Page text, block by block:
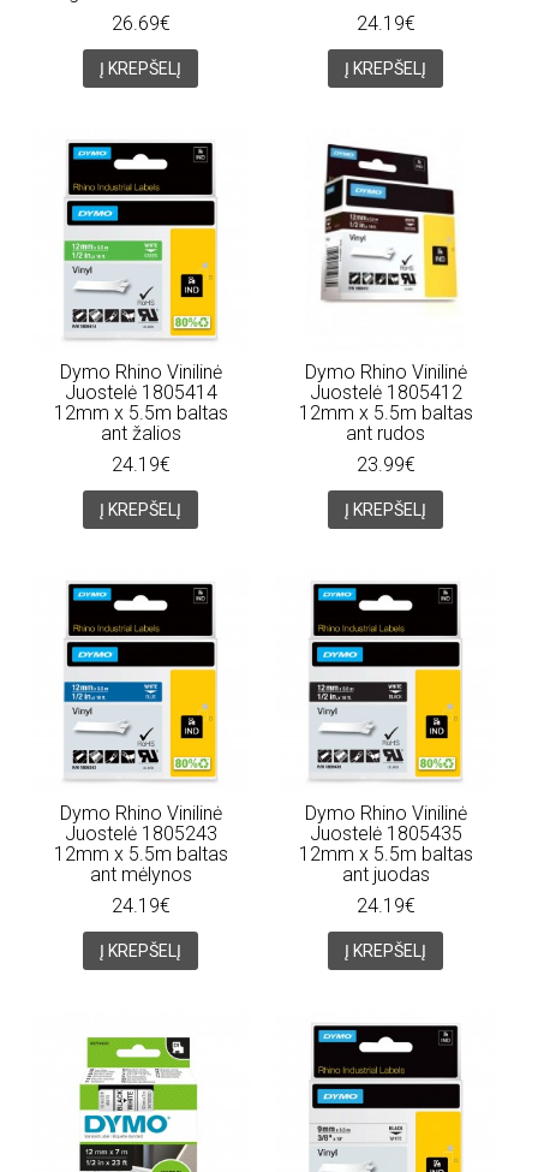
26.69€
Į KREPŠELĮ
24.19€
Į KREPŠELĮ
Dymo Rhino Vinilinė
Juostelė 1805414
12mm x 5.5m baltas
ant žalios
24.19€
Į KREPŠELĮ
Dymo Rhino Vinilinė
Juostelė 1805412
12mm x 5.5m baltas
ant rudos
23.99€
Į KREPŠELĮ
Dymo Rhino Vinilinė
Juostelė 1805243
12mm x 5.5m baltas
ant mėlynos
24.19€
Į KREPŠELĮ
Dymo Rhino Vinilinė
Juostelė 1805435
12mm x 5.5m baltas
ant juodas
24.19€
Į KREPŠELĮ